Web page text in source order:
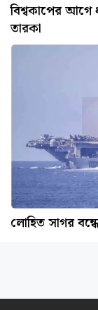
বিশ্বকাপের আগে
তারকা
লোহিত সাগর